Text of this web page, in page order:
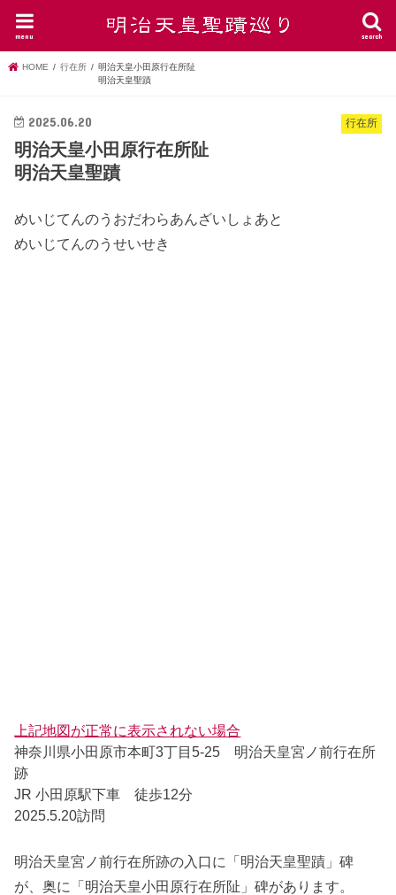
search
menu
HOME 行在所
明治天皇小田原行在所阯
明治天皇聖蹟
行在所
2025.06.20
明治天皇小田原行在所阯
明治天皇聖蹟
めいじてんのうおだわらあんざいしょあと
めいじてんのうせいせき
上記地図が正常に表示されない場合
神奈川県小田原市本町3丁目5-25 明治天皇宮ノ前行在所
跡
JR 小田原駅下車 徒歩12分
2025.5.20訪問
明治天皇宮ノ前行在所跡の入口に「明治天皇聖蹟」碑
が、奥に「明治天皇小田原行在所阯」碑があります。